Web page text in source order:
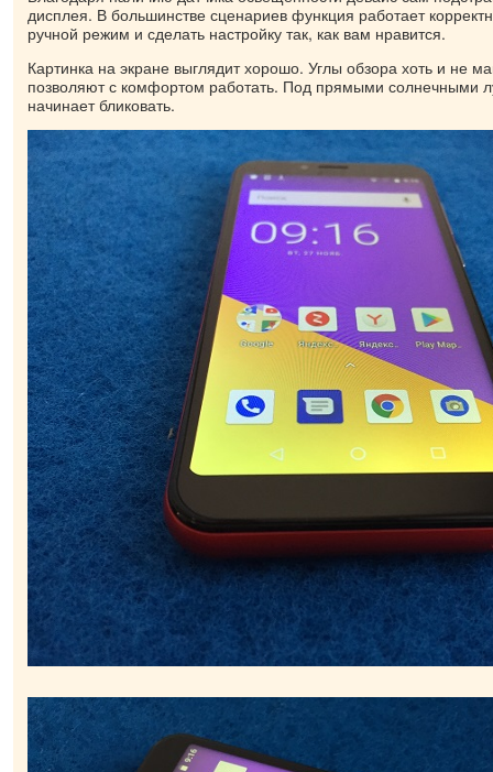
дисплея. В большинстве сценариев функция работает
ручной режим и сделать настройку так, как вам нравится.
Картинка на экране выглядит хорошо. Углы обзора хоть и не
позволяют с комфортом работать. Под прямыми солнечными
начинает бликовать.